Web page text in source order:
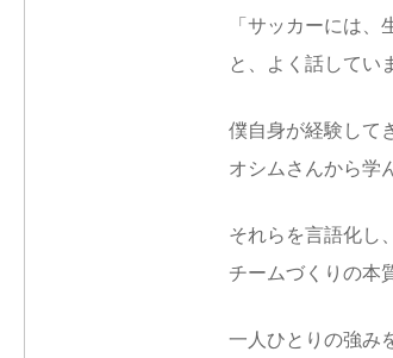
「サッカーには、
と、よく話してい
僕自身が経験して
オシムさんから学
それらを言語化し、
チームづくりの本
一人ひとりの強み